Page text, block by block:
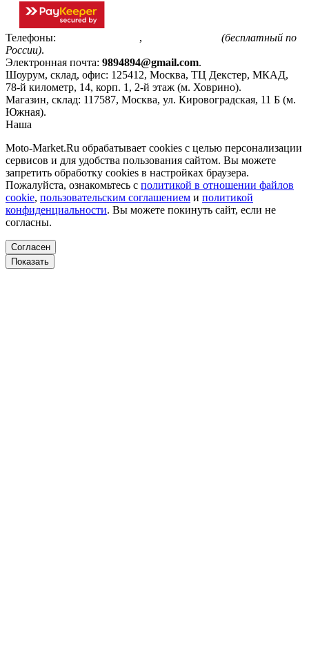
Телефоны: ,
(бесплатный по
России).
Электронная почта: 9894894@gmail.com.
Шоурум, склад, офис: 125412, Москва, ТЦ Декстер, МКАД,
78-й километр, 14, корп. 1, 2-й этаж (м. Ховрино).
Магазин, склад: 117587, Москва, ул. Кировоградская, 11 Б (м.
Южная).
Наша
Moto-Market.Ru обрабатывает сookies с целью персонализации
сервисов и для удобства пользования сайтом. Вы можете
запретить обработку сookies в настройках браузера.
Пожалуйста, ознакомьтесь с политикой в отношении файлов
cookie, пользовательским соглашением и политикой
конфиденциальности. Вы можете покинуть сайт, если не
согласны.
Согласен
Показать